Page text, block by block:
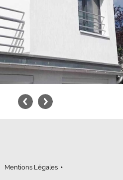
Mentions Légales